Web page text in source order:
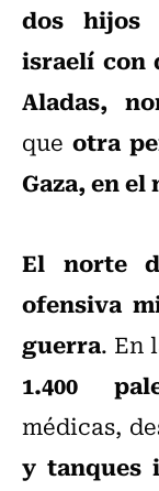
dos hijos
israelí con
Aladas,
que otra
Gaza, en
El norte
ofensiva
guerra. En
1.400
médicas,
y tanques